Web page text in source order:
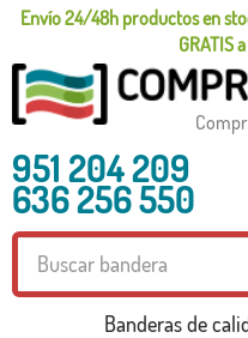
Envío 24/48h productos en
GRATIS
951 204 209
636 256 550
Banderas de